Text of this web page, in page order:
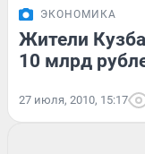
ЭКОНОМИКА
Жители
10 млрд
27 июля, 2010, 15:17